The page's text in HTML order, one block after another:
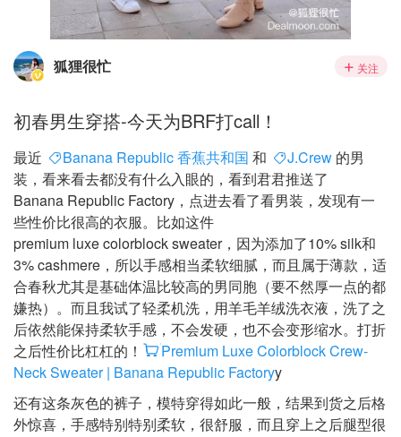
狐狸很忙 关注
初春男生穿搭-今天为BRF打call！
最近 Banana Republic 香蕉共和国 和 J.Crew 的男
装，看来看去都没有什么入眼的，看到君君推送了
Banana Republic Factory，点进去看了看男装，发现有一
些性价比很高的衣服。比如这件
premium luxe colorblock sweater，因为添加了10% silk和
3% cashmere，所以手感相当柔软细腻，而且属于薄款，适
合春秋尤其是基础体温比较高的男同胞（要不然厚一点的都
嫌热）。而且我试了轻柔机洗，用羊毛羊绒洗衣液，洗了之
后依然能保持柔软手感，不会发硬，也不会变形缩水。打折
之后性价比杠杠的！
Premium Luxe Colorblock Crew-
Neck Sweater | Banana Republic Factoryy
还有这条灰色的裤子，模特穿得如此一般，结果到货之后格
外惊喜，手感特别特别柔软，很舒服，而且穿上之后腿型很